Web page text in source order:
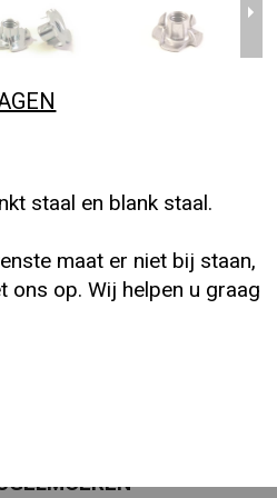
staal en blank staal.
maat er niet bij staan,
ons op. Wij helpen u graag